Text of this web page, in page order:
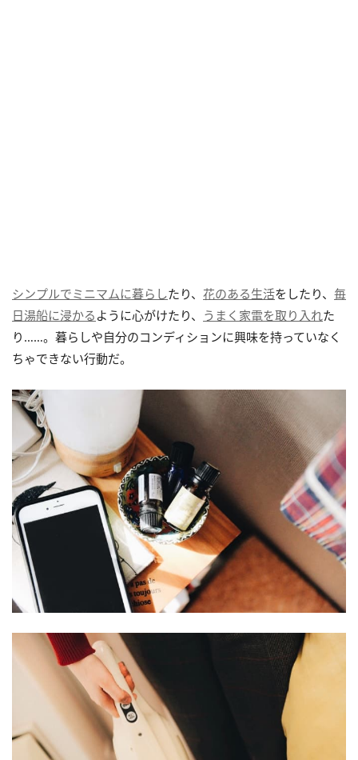
シンプルでミニマムに暮らしたり、 花のある生活をしたり、 毎
日湯船に浸かる ように心がけたり、 うまく家電を取り入れた
り……。暮らしや自分のコンディションに興味を持っていなく
ちゃできない行動だ。